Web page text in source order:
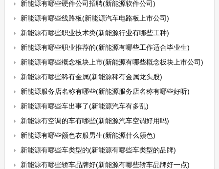
新能源有哪些硬件公司招聘(新能源软件公司)
新能源有哪些线路板(新能源汽车电路板上市公司)
新能源有哪些职业技术类(新能源行业有哪些工种)
新能源有哪些职业推荐的(新能源有哪些工作适合毕业生)
新能源有哪些概念板块上市(新能源有哪些概念板块上市公司)
新能源有哪些稀有金属(新能源稀有金属龙头股)
新能源服务店名称有哪些(新能源服务店名称有哪些好听)
新能源有哪些车出事了(新能源汽车有多乱)
新能源有空调的车有哪些(新能源汽车空调好用吗)
新能源有哪些颜色衣服男生(新能源什么颜色)
新能源有哪些车类型的(新能源有哪些车类型的品牌)
新能源有哪些轿车品牌好(新能源有哪些轿车品牌好一点)